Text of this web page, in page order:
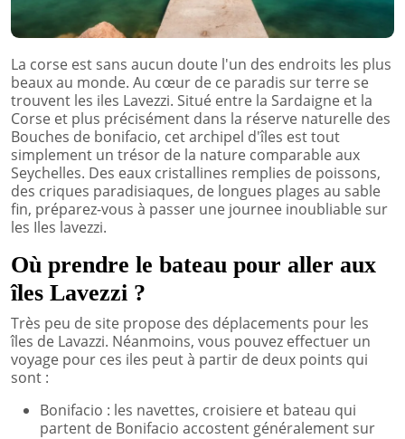
La corse est sans aucun doute l'un des endroits les plus
beaux au monde. Au cœur de ce paradis sur terre se
trouvent les iles Lavezzi. Situé entre la Sardaigne et la
Corse et plus précisément dans la réserve naturelle des
Bouches de bonifacio, cet archipel d'îles est tout
simplement un trésor de la nature comparable aux
Seychelles. Des eaux cristallines remplies de poissons,
des criques paradisiaques, de longues plages au sable
fin, préparez-vous à passer une journee inoubliable sur
les Iles lavezzi.
Où prendre le bateau pour aller aux
îles Lavezzi ?
Très peu de site propose des déplacements pour les
îles de Lavazzi. Néanmoins, vous pouvez effectuer un
voyage pour ces iles peut à partir de deux points qui
sont :
Bonifacio : les navettes, croisiere et bateau qui
partent de Bonifacio accostent généralement sur